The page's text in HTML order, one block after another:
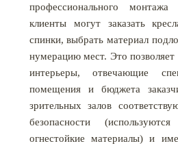
профессионального
клиенты могут заказать
спинки, выбрать материал
нумерацию мест. Это позволяет
интерьеры, отвечающие
помещения и бюджета
зрительных залов
безопасности
огнестойкие материалы) и